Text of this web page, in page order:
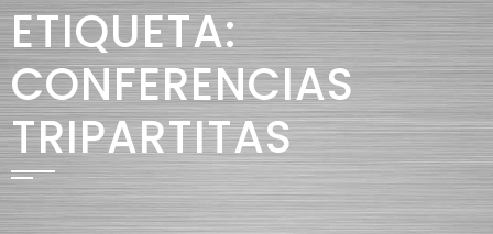
ETIQUETA:
CONFERENCIAS
TRIPARTITAS